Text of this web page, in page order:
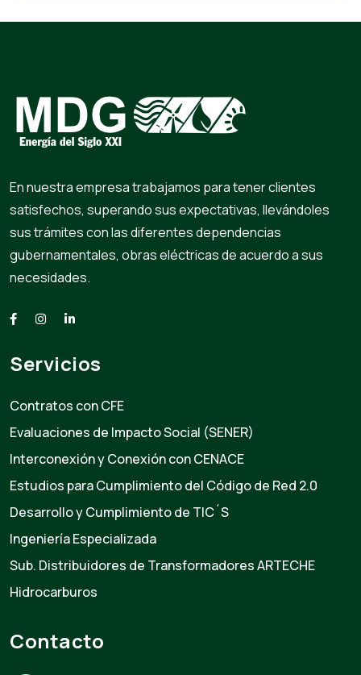
En nuestra empresa trabajamos para tener clientes
satisfechos, superando sus expectativas, llevándoles
sus trámites con las diferentes dependencias
gubernamentales, obras eléctricas de acuerdo a sus
necesidades.
Servicios
Contratos con CFE
Evaluaciones de Impacto Social (SENER)
Interconexión y Conexión con CENACE
Estudios para Cumplimiento del Código de Red 2.0
Desarrollo y Cumplimiento de TIC´S
Ingeniería Especializada
Sub. Distribuidores de Transformadores ARTECHE
Hidrocarburos
Contacto